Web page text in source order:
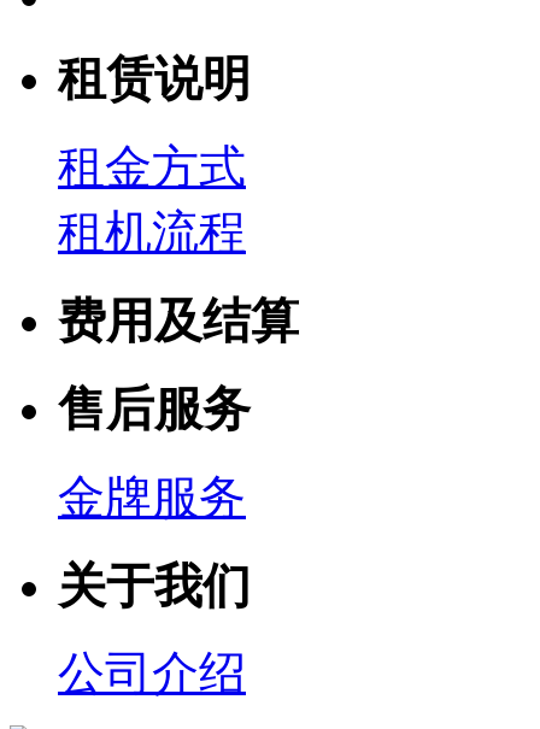
租赁说明
租金方式
租机流程
费用及结算
售后服务
金牌服务
关于我们
公司介绍